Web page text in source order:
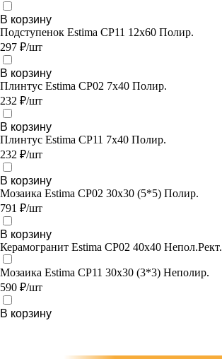
В корзину
Подступенок Estima CP11 12x60 Полир.
297 ₽/шт
В корзину
Плинтус Estima CP02 7x40 Полир.
232 ₽/шт
В корзину
Плинтус Estima CP11 7x40 Полир.
232 ₽/шт
В корзину
Мозаика Estima CP02 30x30 (5*5) Полир.
791 ₽/шт
В корзину
Керамогранит Estima CP02 40x40 Непол.Рект.
Мозаика Estima CP11 30x30 (3*3) Неполир.
590 ₽/шт
В корзину